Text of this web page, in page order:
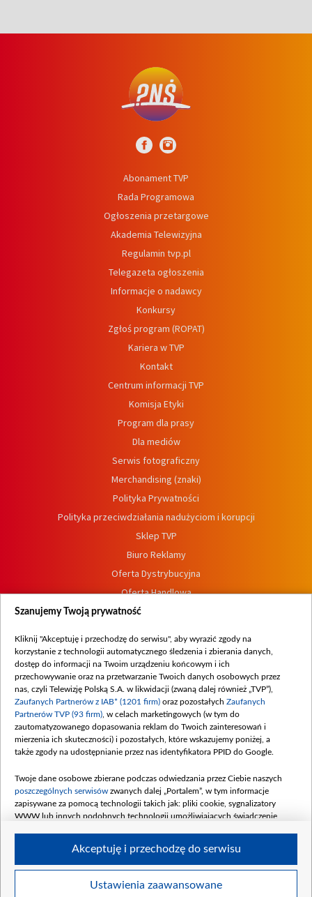
Abonament TVP
Rada Programowa
Ogłoszenia przetargowe
Akademia Telewizyjna
Regulamin tvp.pl
Telegazeta ogłoszenia
Informacje o nadawcy
Konkursy
Zgłoś program (ROPAT)
Kariera w TVP
Kontakt
Centrum informacji TVP
Komisja Etyki
Program dla prasy
Dla mediów
Serwis fotograficzny
Merchandising (znaki)
Polityka Prywatności
Polityka przeciwdziałania nadużyciom i korupcji
Sklep TVP
Biuro Reklamy
Oferta Dystrybucyjna
Oferta Handlowa
Dostępność
Procedura zgłoszeń wewnętrznych
Szanujemy Twoją prywatność
Kliknij "Akceptuję i przechodzę do serwisu", aby wyrazić zgody na
korzystanie z technologii automatycznego śledzenia i zbierania danych,
dostęp do informacji na Twoim urządzeniu końcowym i ich
przechowywanie oraz na przetwarzanie Twoich danych osobowych przez
nas, czyli Telewizję Polską S.A. w likwidacji (zwaną dalej również „TVP”),
Zaufanych Partnerów z IAB* (1201 firm) oraz pozostałych Zaufanych
Partnerów TVP (93 firm) , w celach marketingowych (w tym do
zautomatyzowanego dopasowania reklam do Twoich zainteresowań i
mierzenia ich skuteczności) i pozostałych, które wskazujemy poniżej, a
także zgody na udostępnianie przez nas identyfikatora PPID do Google.
Twoje dane osobowe zbierane podczas odwiedzania przez Ciebie naszych
poszczególnych serwisów zwanych dalej „Portalem”, w tym informacje
zapisywane za pomocą technologii takich jak: pliki cookie, sygnalizatory
WWW lub innych podobnych technologii umożliwiających świadczenie
Twoje dane osobowe zbierane podczas odwiedzania przez Ciebie
Ustawienia zaawansowane
Akceptuję i przechodzę do serwisu